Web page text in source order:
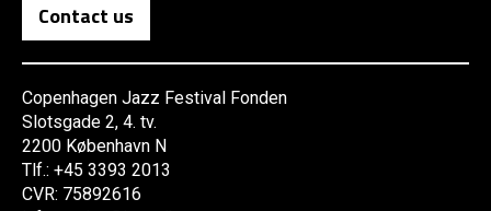
Contact us
Copenhagen Jazz Festival Fonden
Slotsgade 2, 4. tv.
2200 København N
Tlf.: +45 3393 2013
CVR: 75892616